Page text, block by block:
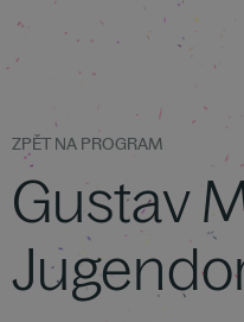
ZPĚT NA PROGRAM
Gustav